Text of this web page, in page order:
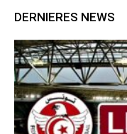
DERNIERES NEWS